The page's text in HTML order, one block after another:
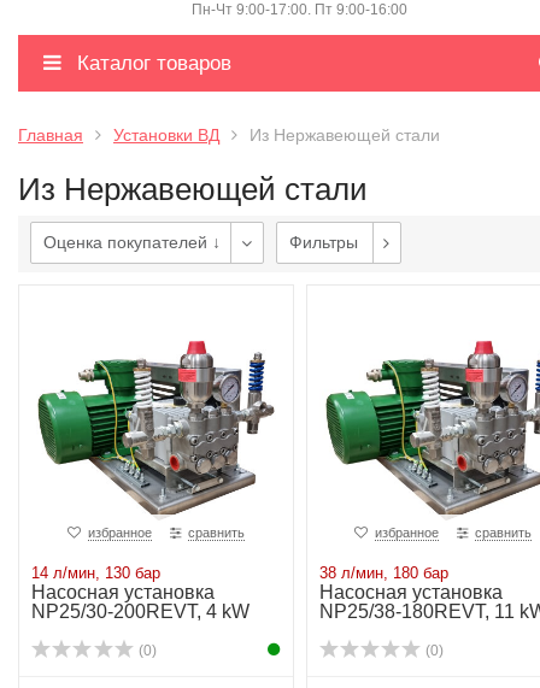
Пн-Чт 9:00-17:00. Пт 9:00-16:00
Каталог товаров
Главная Установки ВД Из Нержавеющей стали
Из Нержавеющей стали
Оценка покупателей ↓ Фильтры
избранное сравнить
14 л/мин, 130 бар
Насосная установка
NP25/30-200REVT, 4 kW
(0)
избранное сравнить
38 л/мин, 180 бар
Насосная установка
NP25/38-180REVT, 11
(0)